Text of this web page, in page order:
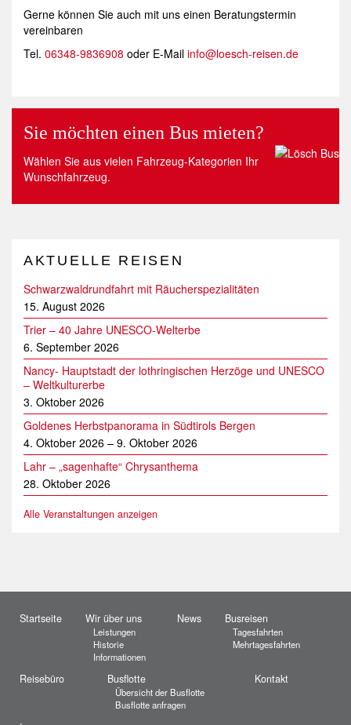
Gerne können Sie auch mit uns einen Beratungstermin
vereinbaren
Tel. 06348-9836908 oder E-Mail info@loesch-reisen.de
Sie möchten einen Bus mieten?
Wählen Sie aus vielen Fahrzeug-Kategorien Ihr
Wunschfahrzeug.
AKTUELLE REISEN
Schwarzwaldrundfahrt mit Räucherspezialitäten
15. August 2026
Trier – 40 Jahre UNESCO-Welterbe
6. September 2026
Nancy- Hauptstadt der lothringischen Herzöge und UNESCO
– Weltkulturerbe
3. Oktober 2026
Goldenes Herbstpanorama in Südtirols Bergen
4. Oktober 2026 – 9. Oktober 2026
Lahr – „sagenhafte“ Chrysanthema
28. Oktober 2026
Alle Veranstaltungen anzeigen
Startseite Wir über uns
Leistungen
Historie
Informationen
News Busreisen
Tagesfahrten
Mehrtagesfahrten
Reisebüro Busflotte
Übersicht der Busflotte
Busflotte anfragen
Kontakt